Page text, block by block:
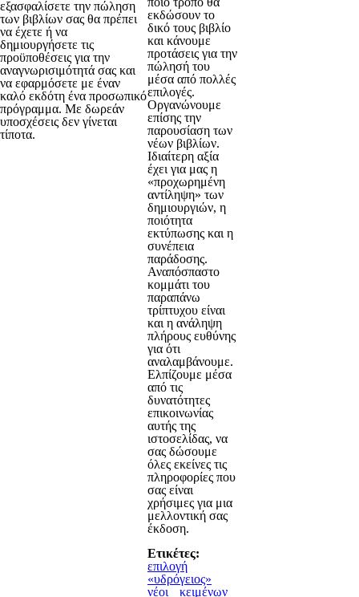
εξασφαλίσετε την πώληση
των βιβλίων σας θα πρέπει
να έχετε ή να
δημιουργήσετε τις
προϋποθέσεις για την
αναγνωρισιμότητά σας και
να εφαρμόσετε με έναν
καλό εκδότη ένα προσωπικό
πρόγραμμα. Με δωρεάν
υποσχέσεις δεν γίνεται
τίποτα.
εκδώσουν το
δικό τους βιβλίο
και κάνουμε
προτάσεις για την
πώλησή του
μέσα από πολλές
επιλογές.
Οργανώνουμε
επίσης την
παρουσίαση των
νέων βιβλίων.
Ιδιαίτερη αξία
έχει για μας η
«προχωρημένη
αντίληψη» των
δημιουργιών, η
ποιότητα
εκτύπωσης και η
συνέπεια
παράδοσης.
Αναπόσπαστο
κομμάτι του
παραπάνω
τρίπτυχου είναι
και η ανάληψη
πλήρους ευθύνης
για ότι
αναλαμβάνουμε.
Ελπίζουμε μέσα
από τις
δυνατότητες
επικοινωνίας
αυτής της
ιστοσελίδας, να
σας δώσουμε
όλες εκείνες τις
πληροφορίες που
σας είναι
χρήσιμες για μια
μελλοντική σας
έκδοση.
Ετικέτες:
επιλογή
«υδρόγειος»
νέοι
κειμένων